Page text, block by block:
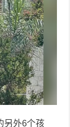
另外6个孩